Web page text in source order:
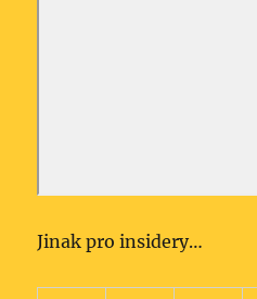
Jinak pro insidery…